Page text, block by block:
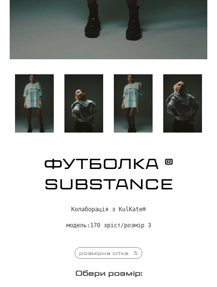
ФУТБОЛКА ®
SUBSTANCE
Колаборація з KulKate®
модель:170 зріст/розмір 3
розмірна сітка
Обери розмір: